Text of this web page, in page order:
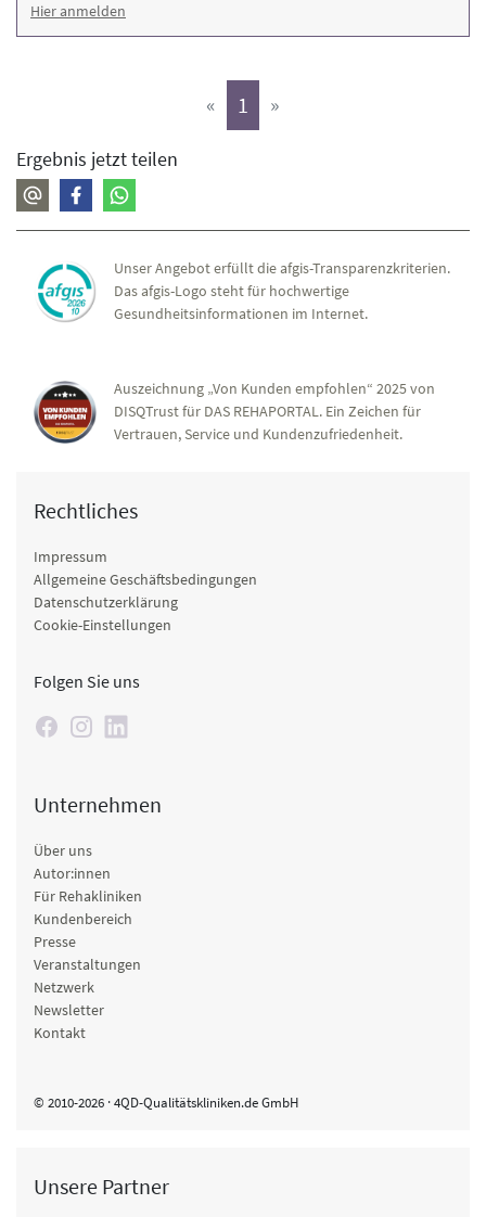
Hier anmelden
« 1 (aktiv)
»
Ergebnis jetzt teilen
Unser Angebot erfüllt die afgis-Transparenzkriterien.
Das afgis-Logo steht für hochwertige
Gesundheitsinformationen im Internet.
Auszeichnung „Von Kunden empfohlen“ 2025 von
DISQTrust für DAS REHAPORTAL. Ein Zeichen für
Vertrauen, Service und Kundenzufriedenheit.
Rechtliches
Impressum
Allgemeine Geschäftsbedingungen
Datenschutzerklärung
Cookie-Einstellungen
Folgen Sie uns
Unternehmen
Über uns
Autor:innen
Für Rehakliniken
Kundenbereich
Presse
Veranstaltungen
Netzwerk
Newsletter
Kontakt
© 2010-2026 · 4QD-Qualitätskliniken.de GmbH
Unsere Partner